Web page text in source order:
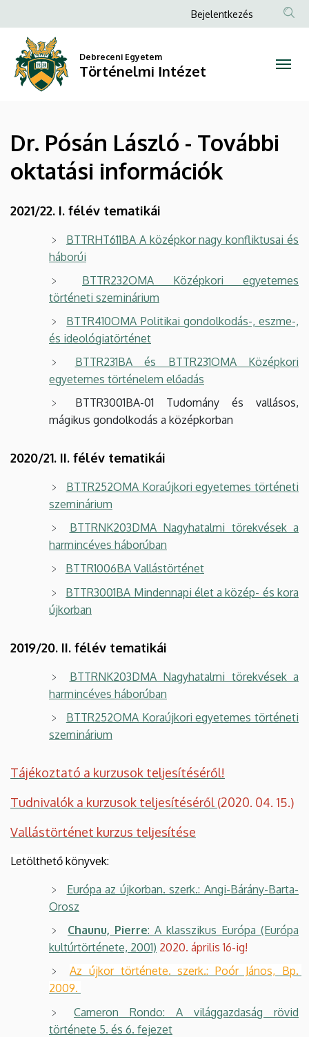
Pósán
László
További
oktatási
információk
Történelmi
Intézet
a
tartalomra
Anonim
menüje
Bejelentkezés
Debreceni Egyetem
Történelmi Intézet
Dr. Pósán László - További
oktatási információk
2021/22. I. félév tematikái
BTTRHT611BA A középkor nagy konfliktusai és
háborúi
BTTR232OMA Középkori egyetemes
történeti szeminárium
BTTR410OMA Politikai gondolkodás-, eszme-,
és ideológiatörténet
BTTR231BA és BTTR231OMA Középkori
egyetemes történelem előadás
BTTR3001BA-01 Tudomány és vallásos,
mágikus gondolkodás a középkorban
2020/21. II. félév tematikái
BTTR252OMA Koraújkori egyetemes történeti
szeminárium
BTTRNK203DMA Nagyhatalmi törekvések a
harmincéves háborúban
BTTR1006BA Vallástörténet
BTTR3001BA Mindennapi élet a közép- és kora
újkorban
2019/20. II. félév tematikái
BTTRNK203DMA Nagyhatalmi törekvések a
harmincéves háborúban
BTTR252OMA Koraújkori egyetemes történeti
szeminárium
Tájékoztató a kurzusok teljesítéséről!
Tudnivalók a kurzusok teljesítéséről (2020. 04. 15.)
Vallástörténet kurzus teljesítése
Letölthető könyvek:
Európa az újkorban. szerk.: Angi-Bárány-Barta-
Orosz
Chaunu, Pierre: A klasszikus Európa (Európa
kultúrtörténete, 2001) 2020. április 16-ig!
Az újkor története. szerk.: Poór János, Bp.
2009.
Cameron Rondo: A világgazdaság rövid
története 5. és 6. fejezet